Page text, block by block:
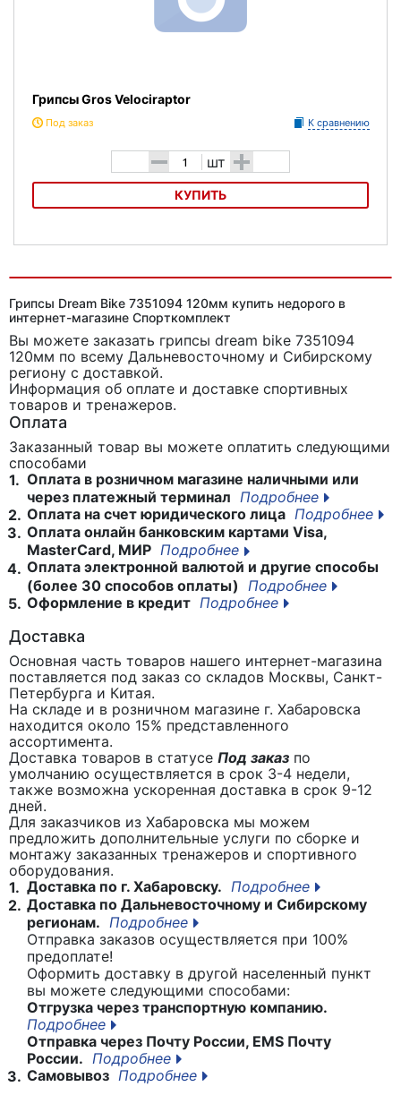
Грипсы Gros Velociraptor
Под заказ К сравнению
- шт +
КУПИТЬ
Грипсы Dream Bike 7351094 120мм купить недорого в
интернет-магазине Спорткомплект
Вы можете заказать грипсы dream bike 7351094
120мм по всему Дальневосточному и Сибирскому
региону с доставкой.
Информация об оплате и доставке спортивных
товаров и тренажеров.
Оплата
Заказанный товар вы можете оплатить следующими
способами
1. Оплата в розничном магазине наличными или
через платежный терминал Подробнее
2. Оплата на счет юридического лица Подробнее
3. Оплата онлайн банковским картами Visa,
MasterCard, МИР Подробнее
4. Оплата электронной валютой и другие способы
(более 30 способов оплаты)
Подробнее
5. Оформление в кредит Подробнее
Доставка
Основная часть товаров нашего интернет-магазина
поставляется под заказ со складов Москвы, Санкт-
Петербурга и Китая.
На складе и в розничном магазине г. Хабаровска
находится около 15% представленного
ассортимента.
Доставка товаров в статусе Под заказ по
умолчанию осуществляется в срок 3-4 недели,
также возможна ускоренная доставка в срок 9-12
дней.
Для заказчиков из Хабаровска мы можем
предложить дополнительные услуги по сборке и
монтажу заказанных тренажеров и спортивного
оборудования.
1. Доставка по г. Хабаровску. Подробнее
2. Доставка по Дальневосточному и Сибирскому
регионам. Подробнее
Отправка заказов осуществляется при 100%
предоплате!
Оформить доставку в другой населенный пункт
вы можете следующими способами:
Отгрузка через транспортную компанию.
Подробнее
Отправка через Почту России, EMS Почту
России. Подробнее
3. Самовывоз Подробнее